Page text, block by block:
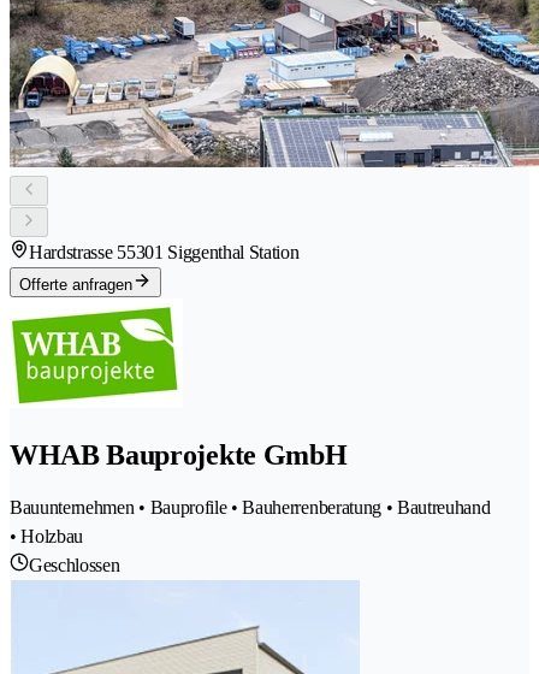
Hardstrasse 55301 Siggenthal Station
Offerte anfragen
WHAB Bauprojekte GmbH
Bauunternehmen • Bauprofile • Bauherrenberatung • Bautreuhand
• Holzbau
Geschlossen